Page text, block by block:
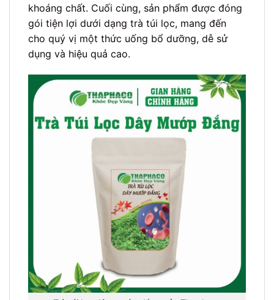
khoáng chất. Cuối cùng, sản phẩm được đóng
gói tiện lợi dưới dạng trà túi lọc, mang đến
cho quý vị một thức uống bổ dưỡng, dễ sử
dụng và hiệu quả cao.